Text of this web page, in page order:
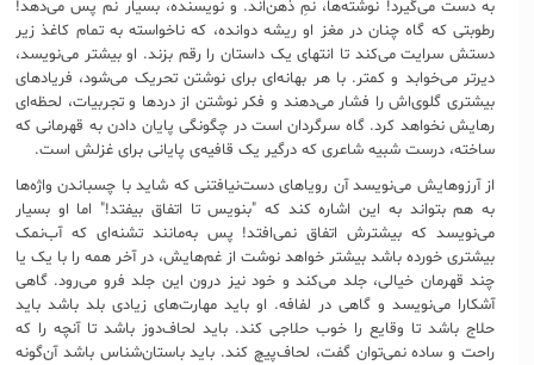
به دست می‌گیرد! نوشته‌ها، نمِ ذهن‌اند. و نویسنده، بسیار نم پس می‌دهد!
رطوبتی که گاه چنان در مغز او ریشه دوانده، که ناخواسته به تمام کاغذ زیر
دستش سرایت می‌کند تا انتهای یک داستان را رقم بزند. او بیشتر می‌نویسد،
دیرتر می‌خوابد و کمتر. با هر بهانه‌ای برای نوشتن تحریک می‌شود، فریادهای
بیشتری گلوی‌اش را فشار می‌دهند و فکر نوشتن از دردها و تجربیات، لحظه‌ای
رهایش نخواهد کرد. گاه سرگردان است در چگونگی پایان دادن به قهرمانی که
ساخته، درست شبیه شاعری که درگیر یک قافیه‌ی پایانی برای غزلش است.
از آرزوهایش می‌نویسد آن رویاهای دست‌نیافتنی که شاید با چسباندن واژه‌ها
به هم بتواند به این اشاره کند که "بنویس تا اتفاق بیفتد!" اما او بسیار
می‌نویسد که بیشترش اتفاق نمی‌افتد! پس به‌مانند تشنه‌ای که آب‌نمک
بیشتری خورده باشد بیشتر خواهد نوشت از غم‌هایش، در آخر همه را با یک یا
چند قهرمان خیالی، جلد می‌کند و خود نیز درون این جلد فرو می‌رود. گاهی
آشکارا می‌نویسد و گاهی در لفافه. او باید مهارت‌های زیادی بلد باشد باید
حلاج باشد تا وقایع را خوب حلاجی کند. باید لحاف‌دوز باشد تا آنچه را که
راحت و ساده نمی‌توان گفت، لحاف‌پیچ کند. باید باستان‌شناس باشد آن‌گونه